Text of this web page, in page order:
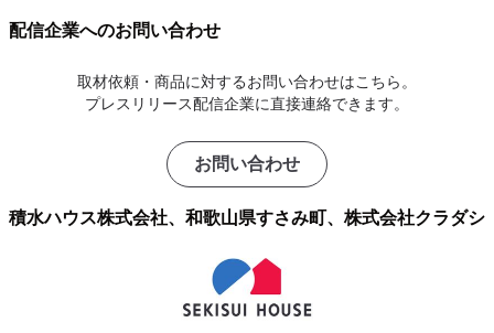
配信企業へのお問い合わせ
取材依頼・商品に対するお問い合わせはこちら。
プレスリリース配信企業に直接連絡できます。
お問い合わせ
積水ハウス株式会社、和歌山県すさみ町、株式会社クラダシ